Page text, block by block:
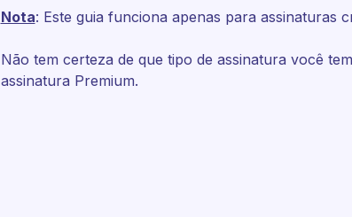
Nota: Este guia funciona apenas para assinaturas
Não tem certeza de que tipo de assinatura você
assinatura Premium.